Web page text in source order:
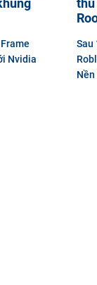
Nvidia
thủ
Sau